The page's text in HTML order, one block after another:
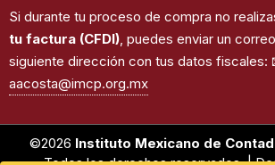
Si durante tu proceso de compra no
tu factura (CFDI), puedes enviar un
siguiente dirección con tus datos fiscales:
aacosta@imcp.org.mx
©2026 Instituto Mexicano de